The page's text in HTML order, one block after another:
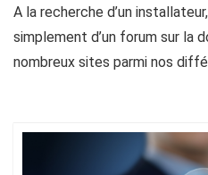
A la recherche d’un
simplement d’un forum sur la
nombreux sites parmi nos